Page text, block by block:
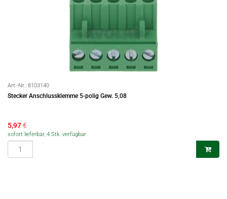
Art.-Nr.: 8103140
Stecker Anschlussklemme 5-polig Gew. 5,08
5,97€
sofort lieferbar, 4 Stk. verfügbar